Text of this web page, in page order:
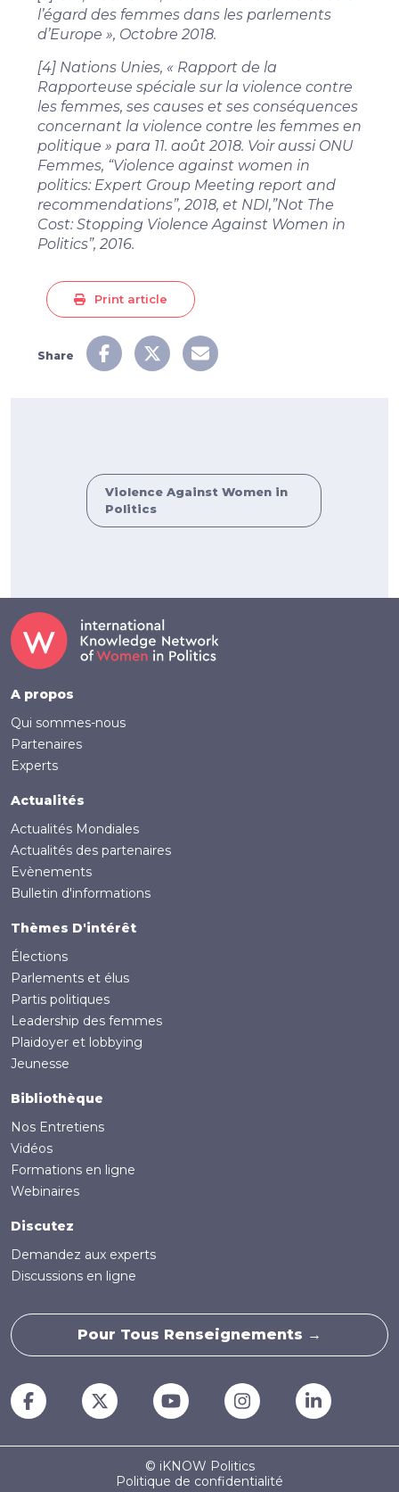
l’égard des femmes dans les parlements
d’Europe », Octobre 2018.
[4] Nations Unies, « Rapport de la
Rapporteuse spéciale sur la violence contre
les femmes, ses causes et ses conséquences
concernant la violence contre les femmes en
politique » para 11. août 2018. Voir aussi ONU
Femmes, “Violence against women in
politics: Expert Group Meeting report and
recommendations”, 2018, et NDI,”Not The
Cost: Stopping Violence Against Women in
Politics”, 2016.
Print article
Share
Violence Against Women in
Politics
Footer
A propos
Qui sommes-nous
Partenaires
Experts
Actualités
Actualités Mondiales
Actualités des partenaires
Evènements
Bulletin d'informations
Thèmes D'intérêt
Élections
Parlements et élus
Partis politiques
Leadership des femmes
Plaidoyer et lobbying
Jeunesse
Bibliothèque
Nos Entretiens
Vidéos
Formations en ligne
Webinaires
Discutez
Demandez aux experts
Discussions en ligne
Pour Tous Renseignements →
© iKNOW Politics
Politique de confidentialité